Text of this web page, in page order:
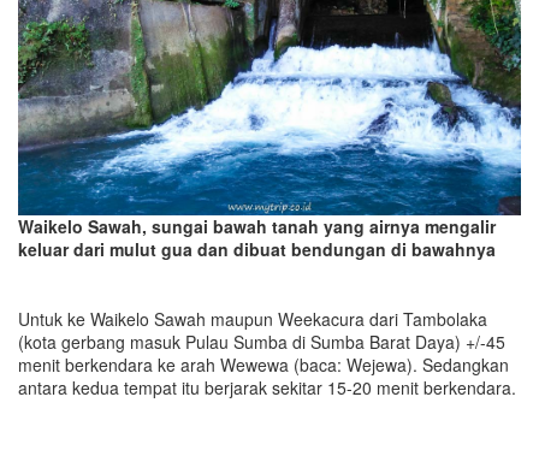
Waikelo Sawah, sungai bawah tanah yang airnya mengalir
keluar dari mulut gua dan dibuat bendungan di bawahnya
Untuk ke Waikelo Sawah maupun Weekacura dari Tambolaka
(kota gerbang masuk Pulau Sumba di Sumba Barat Daya) +/-45
menit berkendara ke arah Wewewa (baca: Wejewa). Sedangkan
antara kedua tempat itu berjarak sekitar 15-20 menit berkendara.